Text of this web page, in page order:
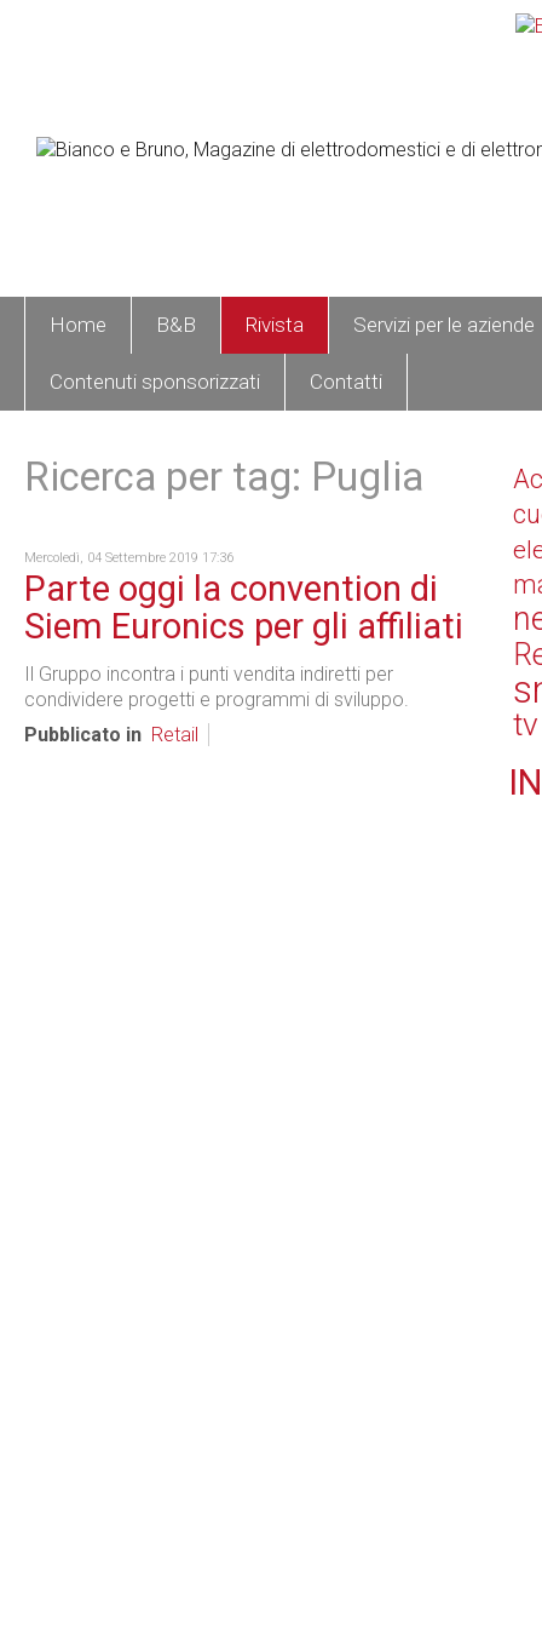
Home B&B Rivista Servizi per le aziende
Contenuti sponsorizzati Contatti
Ricerca per tag: Puglia
Mercoledì, 04 Settembre 2019 17:36
Parte oggi la convention di
Siem Euronics per gli affiliati
Il Gruppo incontra i punti vendita indiretti per
condividere progetti e programmi di sviluppo.
Pubblicato in Retail tv
IN